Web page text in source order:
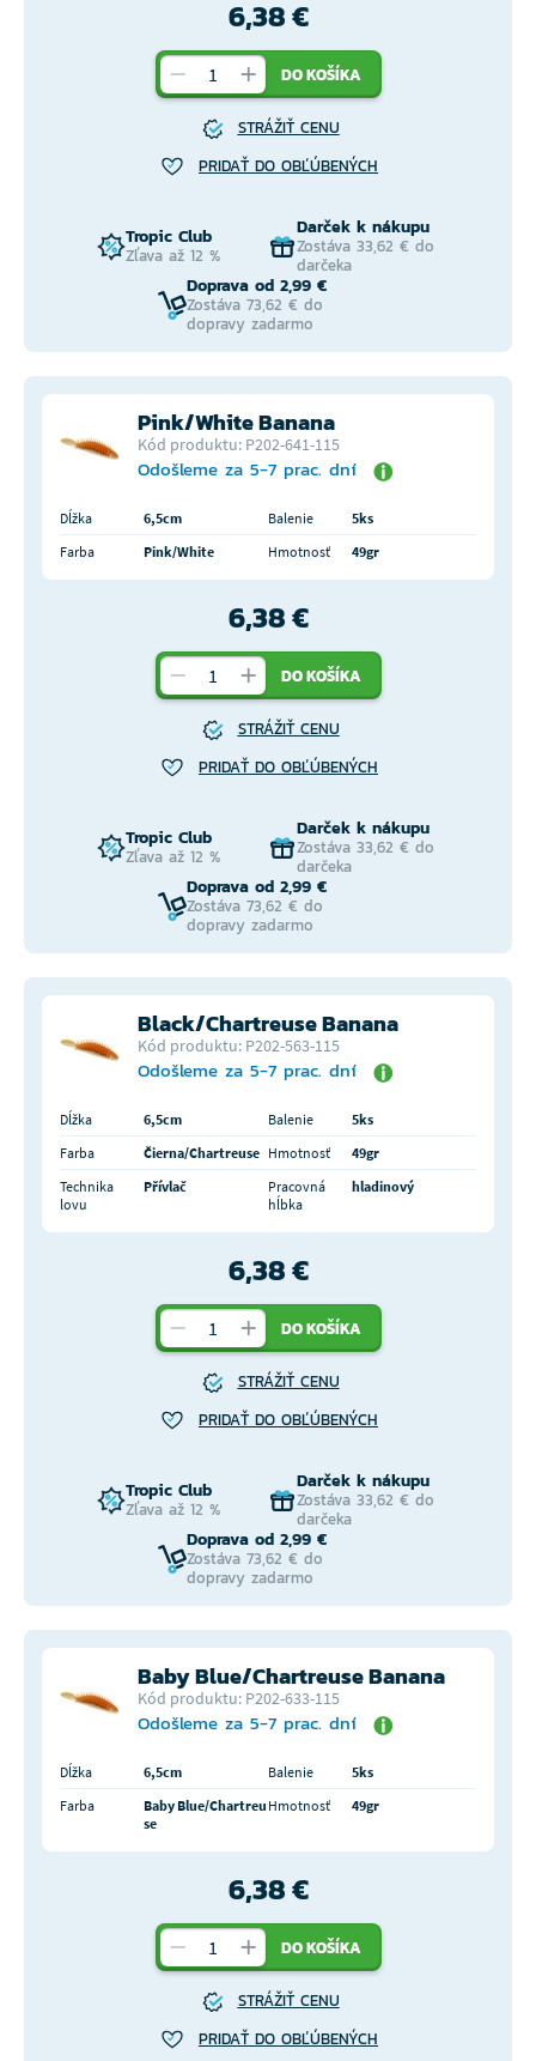
6,38 €
DO KOŠÍKA
STRÁŽIŤ CENU
PRIDAŤ DO OBĽÚBENÝCH
Tropic Club
Zľava až 12 %
Darček k nákupu
Zostáva 33,62 € do
darčeka
Doprava od 2,99 €
Zostáva 73,62 € do
dopravy zadarmo
Pink/White Banana
Kód produktu: P202-641-115
Odošleme za 5-7 prac. dní
Dĺžka 6,5cm Balenie
5ks
Farba
Pink/White Hmotnosť 49gr
6,38 €
DO KOŠÍKA
STRÁŽIŤ CENU
PRIDAŤ DO OBĽÚBENÝCH
Tropic Club
Zľava až 12 %
Darček k nákupu
Zostáva 33,62 € do
darčeka
Doprava od 2,99 €
Zostáva 73,62 € do
dopravy zadarmo
Black/Chartreuse Banana
Kód produktu: P202-563-115
Odošleme za 5-7 prac. dní
Dĺžka 6,5cm Balenie
5ks
Farba
Čierna/Chartreuse Hmotnosť
49gr
Technika
lovu
Přívlač
Pracovná
hĺbka
hladinový
6,38 €
DO KOŠÍKA
STRÁŽIŤ CENU
PRIDAŤ DO OBĽÚBENÝCH
Tropic Club
Zľava až 12 %
Darček k nákupu
Zostáva 33,62 € do
darčeka
Doprava od 2,99 €
Zostáva 73,62 € do
dopravy zadarmo
Baby Blue/Chartreuse Banana
Kód produktu: P202-633-115
Odošleme za 5-7 prac. dní
Dĺžka 6,5cm Balenie
5ks
Farba
Baby Blue/Chartreu
se
Hmotnosť 49gr
6,38 €
DO KOŠÍKA
STRÁŽIŤ CENU
PRIDAŤ DO OBĽÚBENÝCH